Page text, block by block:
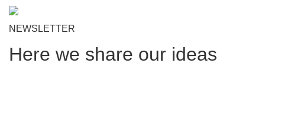
NEWSLETTER
Here we share our ideas